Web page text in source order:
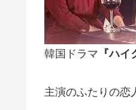
韓国ドラマ 『ハ
主演のふたりの恋